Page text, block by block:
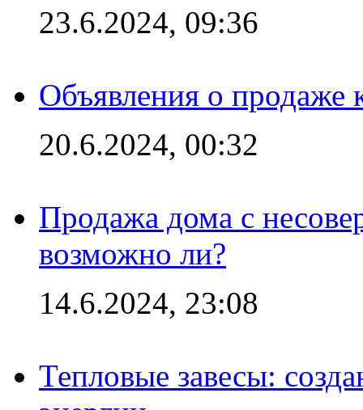
23.6.2024, 09:36
Объявления о продаже
20.6.2024, 00:32
Продажа дома с
возможно ли?
14.6.2024, 23:08
Тепловые завесы: